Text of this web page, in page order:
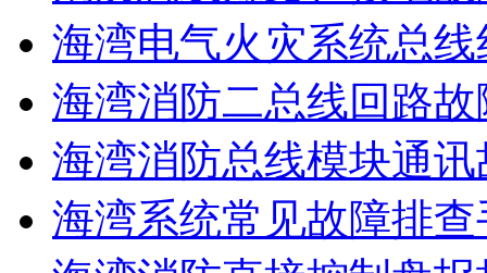
海湾电气火灾系统总线
海湾消防二总线回路故
海湾消防总线模块通讯
海湾系统常见故障排